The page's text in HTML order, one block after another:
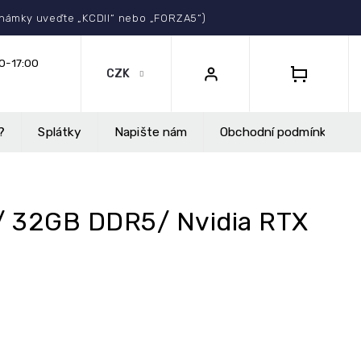
uveďte „KCDII“ nebo „FORZA5“)
CZK
NÁKUPNÍ
Splátky Napište nám Obchodní podmínky
DDR5/ Nvidia RTX
Select Language ▼